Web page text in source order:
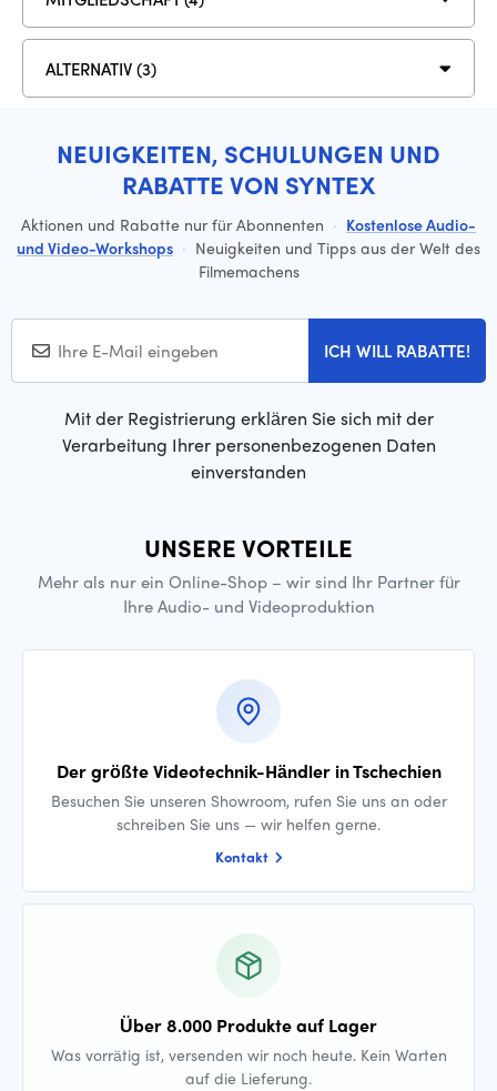
ALTERNATIV (3)
NEUIGKEITEN, SCHULUNGEN UND
RABATTE VON SYNTEX
Aktionen und Rabatte nur für Abonnenten · Kostenlose Audio-
und Video-Workshops · Neuigkeiten und Tipps aus der Welt des
Filmemachens
ICH WILL RABATTE!
Mit der Registrierung erklären Sie sich mit der
Verarbeitung Ihrer personenbezogenen Daten
einverstanden
UNSERE VORTEILE
Mehr als nur ein Online-Shop – wir sind Ihr Partner für
Ihre Audio- und Videoproduktion
Der größte Videotechnik-Händler in Tschechien
Besuchen Sie unseren Showroom, rufen Sie uns an oder
schreiben Sie uns — wir helfen gerne.
Kontakt
Über 8.000 Produkte auf Lager
Was vorrätig ist, versenden wir noch heute. Kein Warten
auf die Lieferung.